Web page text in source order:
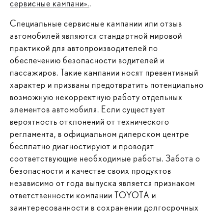
сервисные кампани»..
Специальные сервисные кампании или отзыв
автомобилей являются стандартной мировой
практикой для автопроизводителей по
обеспечению безопасности водителей и
пассажиров. Такие кампании носят превентивный
характер и призваны предотвратить потенциально
возможную некорректную работу отдельных
элементов автомобиля. Если существует
вероятность отклонений от технического
регламента, в официальном дилерском центре
бесплатно диагностируют и проводят
соответствующие необходимые работы. Забота о
безопасности и качестве своих продуктов
независимо от года выпуска является признаком
ответственности компании TOYOTA и
заинтересованности в сохранении долгосрочных